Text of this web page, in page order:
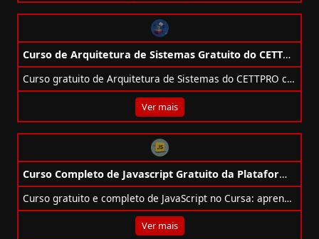
Curso de Arquitetura de Sistemas Gratuito do CETTPRO
Curso gratuito de Arquitetura de Sistemas do CETTPRO com foco em APIs, CI/CD, segurança e boas práticas corporativas.
Ver mais
Curso Completo de Javascript Gratuito da Plataforma Cursa
Curso gratuito e completo de JavaScript no Cursa: aprenda do básico ao avançado em menos de 4h com foco prático e em DOM, eventos e jQuery.
Ver mais